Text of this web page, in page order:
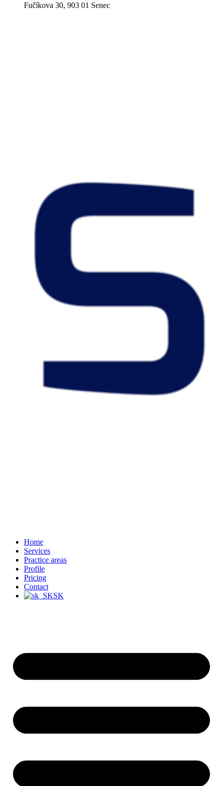
Fučíkova 30, 903 01 Senec
Home
Services
Practice areas
Profile
Pricing
Contact
SK